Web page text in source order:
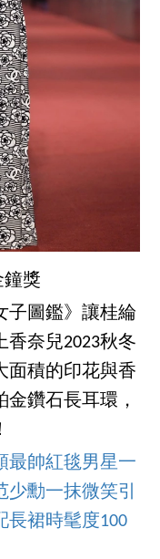
鐘獎
子圖鑑》讓桂綸
香奈兒2023秋冬
面積的印花與香
鑽石長耳環，
最帥紅毯男星一
勳一抹微笑引
長裙時髦度100